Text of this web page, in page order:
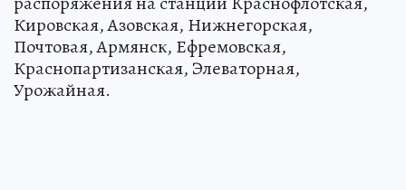
Кировская, Азовская, Нижнегорская,
Почтовая, Армянск, Ефремовская,
Краснопартизанская, Элеваторная,
Урожайная.